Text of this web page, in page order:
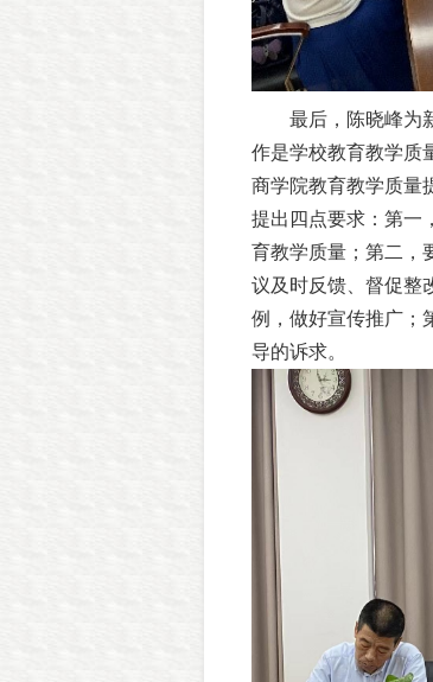
最后，陈晓峰为
作是学校教育教学质
商学院教育教学质量
提出四点要求：第一
育教学质量；第二，
议及时反馈、督促整
例，做好宣传推广；
导的诉求。